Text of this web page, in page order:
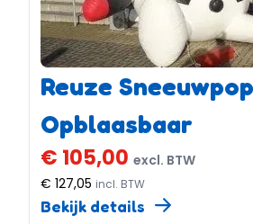
Reuze Sneeuwpop
Opblaasbaar
€ 105,00 excl. BTW
€ 127,05 incl. BTW
Bekijk details